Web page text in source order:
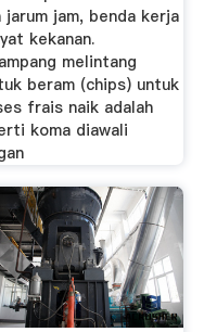
jarum jam, benda kerja
kekanan.
melintang
beram (chips) untuk
frais naik adalah
koma diawali